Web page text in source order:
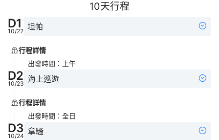
10天行程
D1
10/22 坦帕
行程詳情
出發時間 ： 上午
D2
10/23 海上巡遊
行程詳情
出發時間 ： 全日
D3
10/24 拿騷